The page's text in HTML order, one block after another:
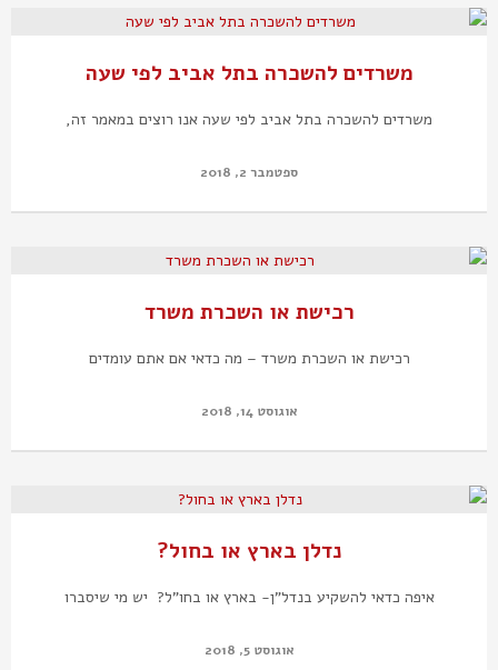
משרדים להשכרה בתל אביב לפי שעה
משרדים להשכרה בתל אביב לפי שעה אנו רוצים במאמר זה,
ספטמבר 2, 2018
רכישת או השכרת משרד
רכישת או השכרת משרד – מה כדאי אם אתם עומדים
אוגוסט 14, 2018
נדלן בארץ או בחול?
איפה כדאי להשקיע בנדל"ן- בארץ או בחו"ל? יש מי שיסברו
אוגוסט 5, 2018